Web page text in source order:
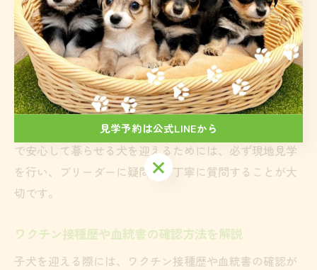
法などは、信頼できるブリーダーかどうかを見極める重
要なポイントとなります。悪質なブリーダーでは、犬舎
が不衛生であったり、複数の犬が過密状態で飼育されて
いることも少なくありません。
過去の失敗例として、見学せずに犬を購入し、後から健
康トラブルが発覚したケースも報告されています。健康
で安心して暮らせる犬を迎えるためには、必ず現地見学
を行い、ブリーダーに疑問点を丁寧に質問することが大
切です。
ワクチン接種歴や血統書の確認方法を解説
子犬を迎える際には、ワクチン接種歴や血統書の確認が
見学予約は公式LINEから
見学予約は公式LINEから